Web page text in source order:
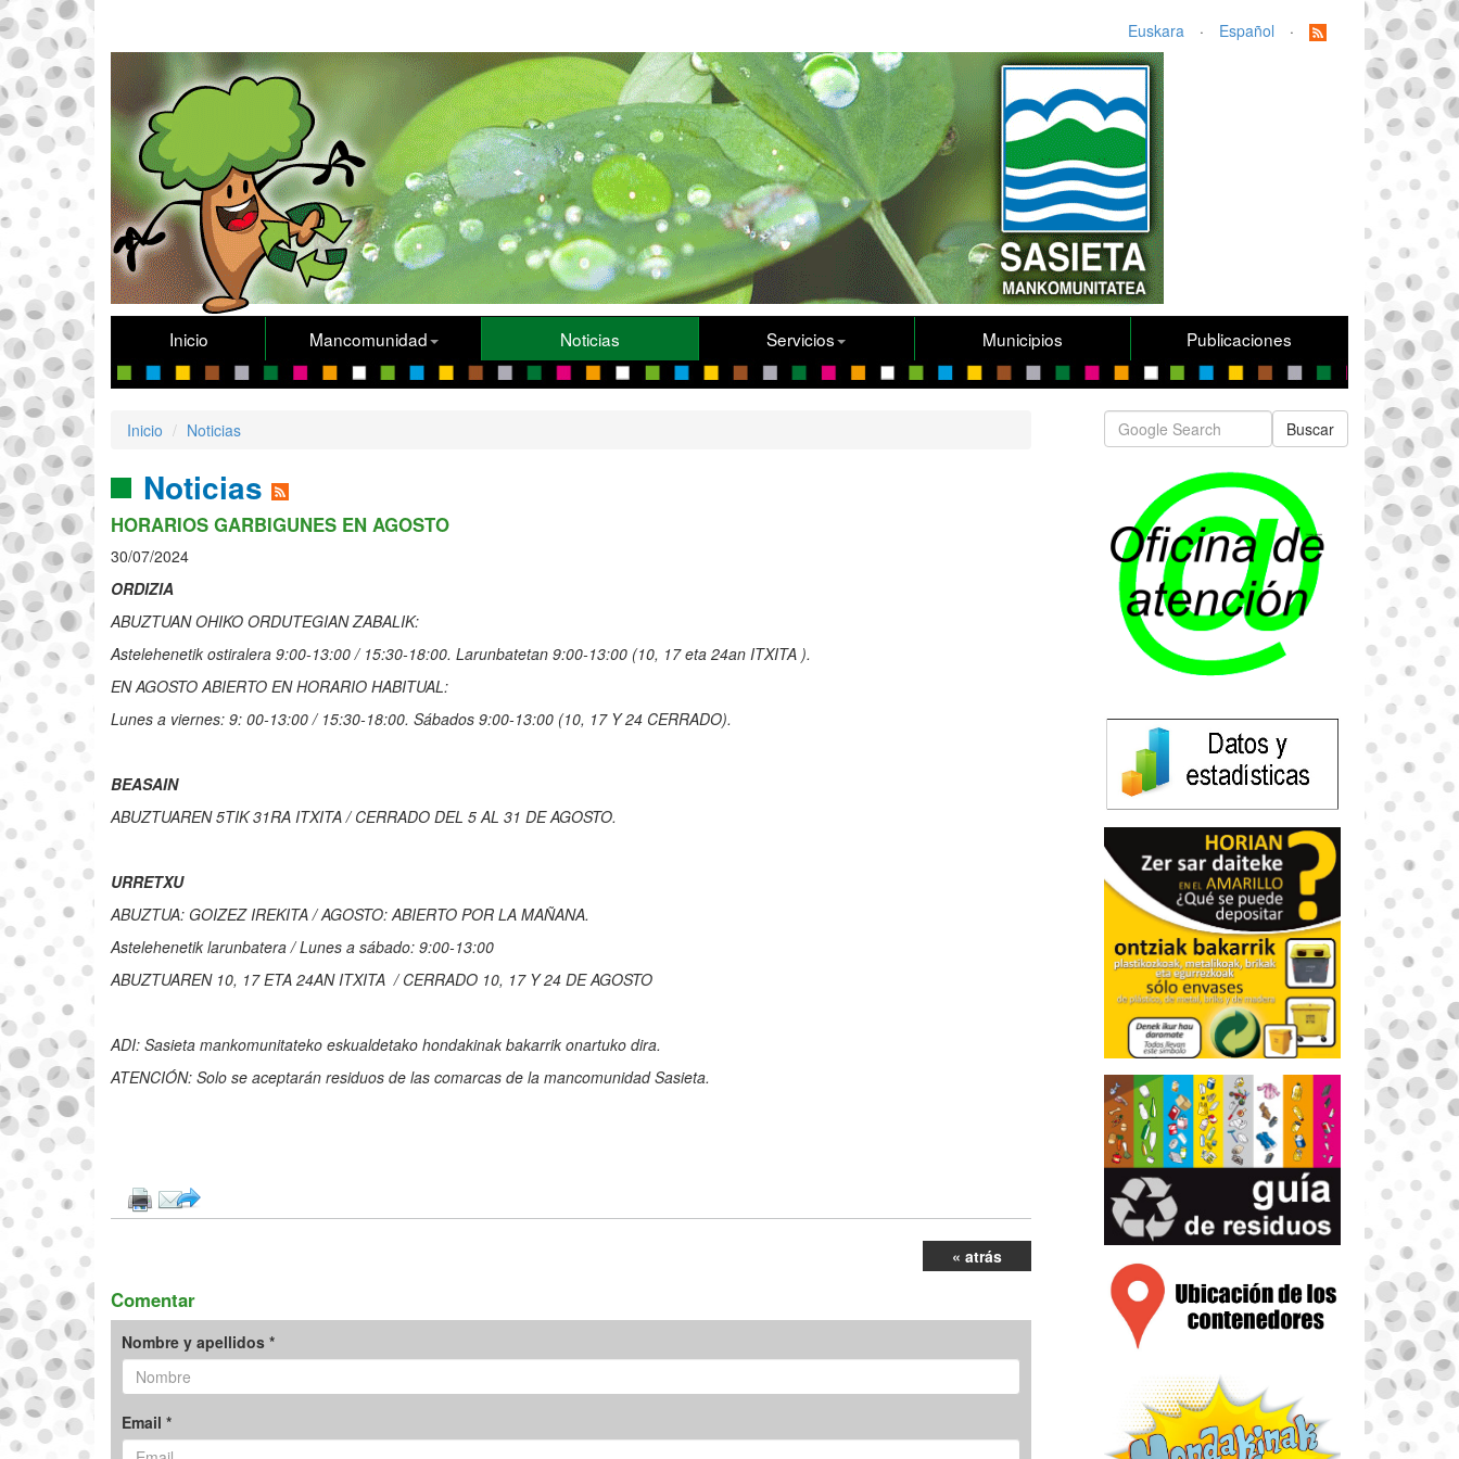
Euskara · Español ·
Inicio Mancomunidad Noticias Servicios Municipios Publicaciones
Inicio Noticias
Noticias
HORARIOS GARBIGUNES EN AGOSTO
30/07/2024
ORDIZIA
ABUZTUAN OHIKO ORDUTEGIAN ZABALIK:
Astelehenetik ostiralera 9:00-13:00 / 15:30-18:00. Larunbatetan 9:00-13:00 (10, 17 eta 24an ITXITA ).
EN AGOSTO ABIERTO EN HORARIO HABITUAL:
Lunes a viernes: 9: 00-13:00 / 15:30-18:00. Sábados 9:00-13:00 (10, 17 Y 24 CERRADO).
BEASAIN
ABUZTUAREN 5TIK 31RA ITXITA / CERRADO DEL 5 AL 31 DE AGOSTO.
URRETXU
ABUZTUA: GOIZEZ IREKITA / AGOSTO: ABIERTO POR LA MAÑANA.
Astelehenetik larunbatera / Lunes a sábado: 9:00-13:00
ABUZTUAREN 10, 17 ETA 24AN ITXITA / CERRADO 10, 17 Y 24 DE AGOSTO
ADI: Sasieta mankomunitateko eskualdetako hondakinak bakarrik onartuko dira.
ATENCIÓN: Solo se aceptarán residuos de las comarcas de la mancomunidad Sasieta.
« atrás
Comentar
Nombre y apellidos *
Email *
Buscar